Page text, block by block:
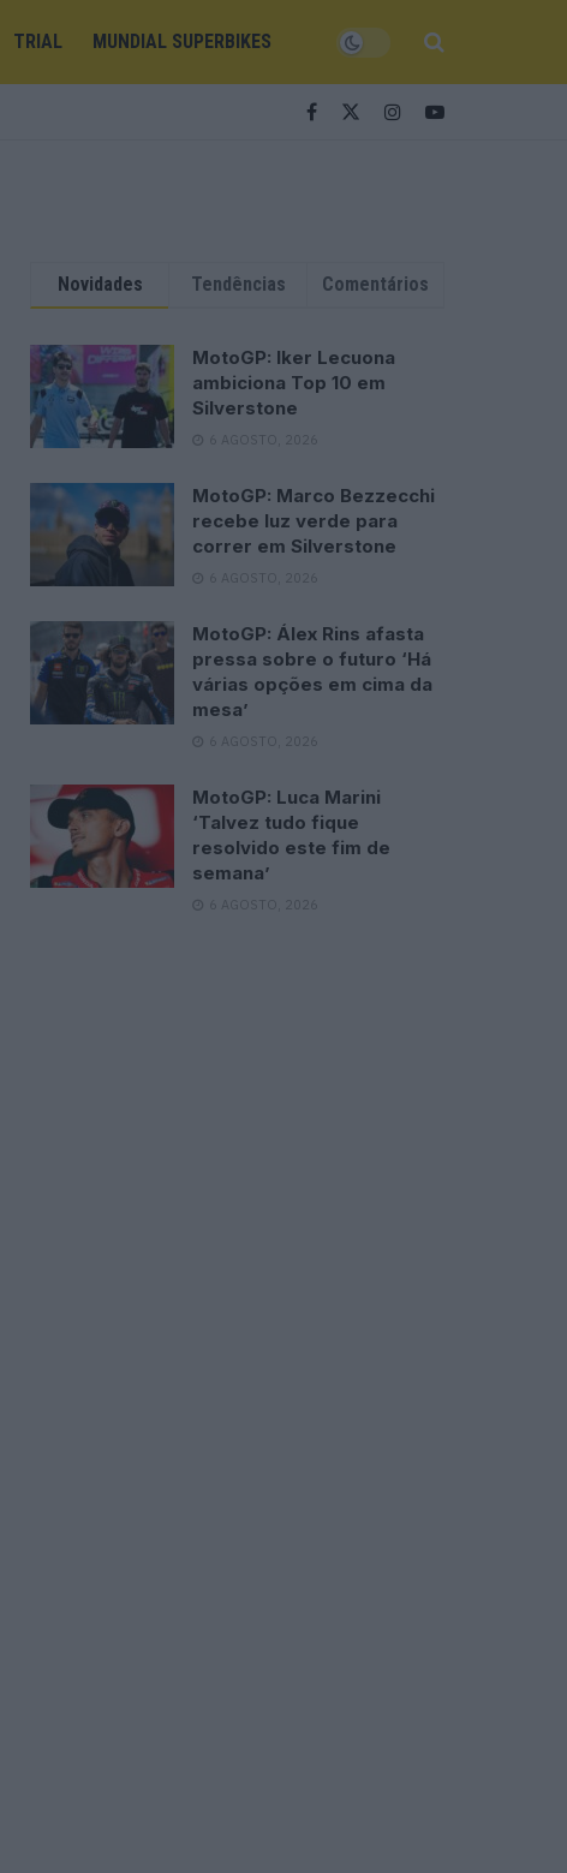
TRIAL MUNDIAL SUPERBIKES
Novidades Tendências Comentários
MotoGP: Iker Lecuona
ambiciona Top 10 em
Silverstone
6 AGOSTO, 2026
MotoGP: Marco Bezzecchi
recebe luz verde para
correr em Silverstone
6 AGOSTO, 2026
MotoGP: Álex Rins afasta
pressa sobre o futuro ‘Há
várias opções em cima da
mesa’
6 AGOSTO, 2026
MotoGP: Luca Marini
‘Talvez tudo fique
resolvido este fim de
semana’
6 AGOSTO, 2026